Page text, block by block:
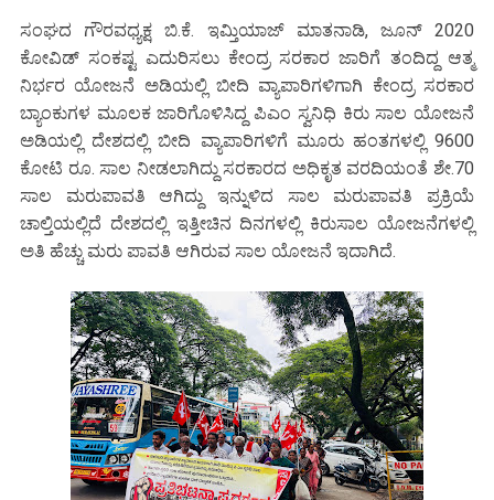
ಸಂಘದ ಗೌರವಧ್ಯಕ್ಷ ಬಿ.ಕೆ. ಇಮ್ತಿಯಾಜ್ ಮಾತನಾಡಿ, ಜೂನ್ 2020
ಕೋವಿಡ್ ಸಂಕಷ್ಟ ಎದುರಿಸಲು ಕೇಂದ್ರ ಸರಕಾರ ಜಾರಿಗೆ ತಂದಿದ್ದ ಆತ್ಮ
ನಿರ್ಭರ ಯೋಜನೆ ಅಡಿಯಲ್ಲಿ ಬೀದಿ ವ್ಯಾಪಾರಿಗಳಿಗಾಗಿ ಕೇಂದ್ರ ಸರಕಾರ
ಬ್ಯಾಂಕುಗಳ ಮೂಲಕ ಜಾರಿಗೊಳಿಸಿದ್ದ ಪಿಎಂ ಸ್ವನಿಧಿ ಕಿರು ಸಾಲ ಯೋಜನೆ
ಅಡಿಯಲ್ಲಿ ದೇಶದಲ್ಲಿ ಬೀದಿ ವ್ಯಾಪಾರಿಗಳಿಗೆ ಮೂರು ಹಂತಗಳಲ್ಲಿ 9600
ಕೋಟಿ ರೂ. ಸಾಲ ನೀಡಲಾಗಿದ್ದು ಸರಕಾರದ ಅಧಿಕೃತ ವರದಿಯಂತೆ ಶೇ.70
ಸಾಲ ಮರುಪಾವತಿ ಆಗಿದ್ದು ಇನ್ನುಳಿದ ಸಾಲ ಮರುಪಾವತಿ ಪ್ರಕ್ರಿಯೆ
ಚಾಲ್ತಿಯಲ್ಲಿದೆ ದೇಶದಲ್ಲಿ ಇತ್ತೀಚಿನ ದಿನಗಳಲ್ಲಿ ಕಿರುಸಾಲ ಯೋಜನೆಗಳಲ್ಲಿ
ಅತಿ ಹೆಚ್ಚು ಮರು ಪಾವತಿ ಆಗಿರುವ ಸಾಲ ಯೋಜನೆ ಇದಾಗಿದೆ.